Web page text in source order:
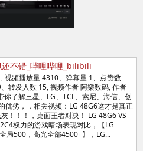
不错_哔哩哔哩_bilibili
视频播放量 4310、弹幕量 1、点赞数
转发人数 15, 视频作者 阿樂数码, 作者
了解三星、LG、TCL、索尼、海信、创
优劣，，相关视频：LG 48G6这才是真正
！！！，桌面王者对决！ LG 48G6 VS
权力的游戏暗场表现对比，【LG
局500，高光全部4500+】，LG...